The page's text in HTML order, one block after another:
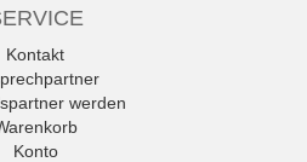
Kontakt
werden
Konto